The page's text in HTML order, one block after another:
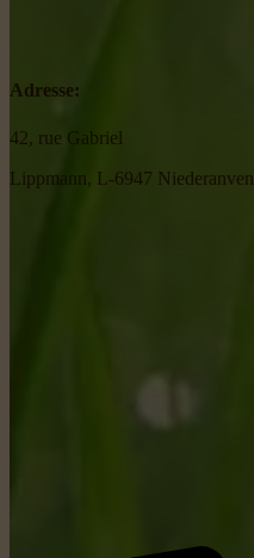
Adresse:
42, rue Gabriel
Lippmann, L-6947 Niederanven